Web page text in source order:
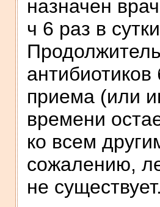
назначен
ч 6 раз в
приема (или
времени
ко всем
сожалению,
не